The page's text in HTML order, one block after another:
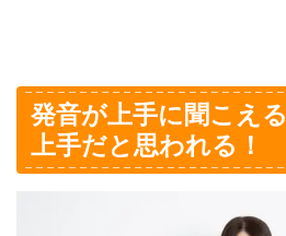
発音が上手に聞こえ
上手だと思われる！